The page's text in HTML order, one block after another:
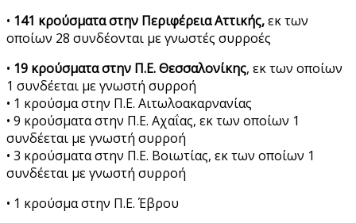
• 141 κρούσματα στην Περιφέρεια Αττικής,εκ των
οποίων 28 συνδέονται με γνωστές συρροές
• 19 κρούσματα στην Π.Ε. Θεσσαλονίκης, εκ των οποίων
1 συνδέεται με γνωστή συρροή
• 1 κρούσμα στην Π.Ε. Αιτωλοακαρνανίας
• 9 κρούσματα στην Π.Ε. Αχαΐας, εκ των οποίων 1
συνδέεται με γνωστή συρροή
• 3 κρούσματα στην Π.Ε. Βοιωτίας, εκ των οποίων 1
συνδέεται με γνωστή συρροή
• 1 κρούσμα στην Π.Ε. Έβρου